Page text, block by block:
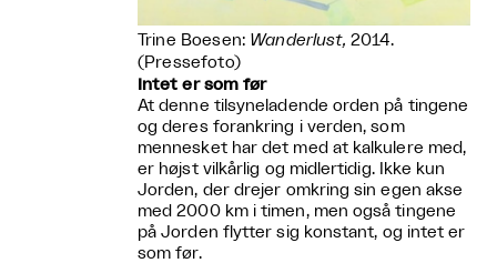
Trine Boesen: Wanderlust, 2014.
(Pressefoto)
Intet er som før
At denne tilsyneladende orden på tingene
og deres forankring i verden, som
mennesket har det med at kalkulere med,
er højst vilkårlig og midlertidig. Ikke kun
Jorden, der drejer omkring sin egen akse
med 2000 km i timen, men også tingene
på Jorden flytter sig konstant, og intet er
som før.